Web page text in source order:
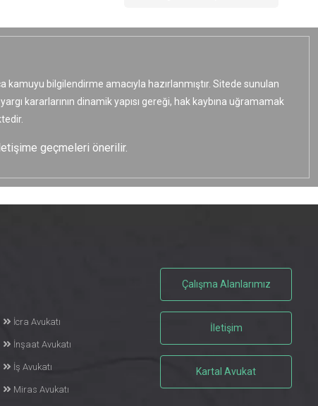
bilgilendirme amacıyla hazırlanmıştır. Sitede sunulan
kararlarının dinamik yapısı gereği, hak kaybına uğramamak
geçmeleri önerilir.
İcra Avukatı
İnşaat Avukatı
İş Avukatı
Miras Avukatı
Çalışma Alanlarımız
İletişim
Kartal Avukat